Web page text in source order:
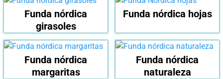
Funda nórdica
girasoles
Funda nórdica hojas
Funda nórdica
margaritas
Funda nórdica
naturaleza